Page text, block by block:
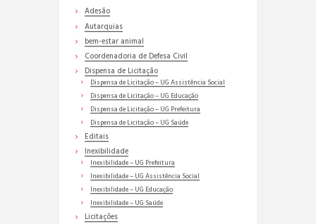
Adesão
Autarquias
bem-estar animal
Coordenadoria de Defesa Civil
Dispensa de Licitação
Dispensa de Licitação – UG Assistência Social
Dispensa de Licitação – UG Educação
Dispensa de Licitação – UG Prefeitura
Dispensa de Licitação – UG Saúde
Editais
Inexibilidade
Inexibilidade – UG Prefeitura
Inexibilidade – UG Assistência Social
Inexibilidade – UG Educação
Inexibilidade – UG Saúde
Licitações